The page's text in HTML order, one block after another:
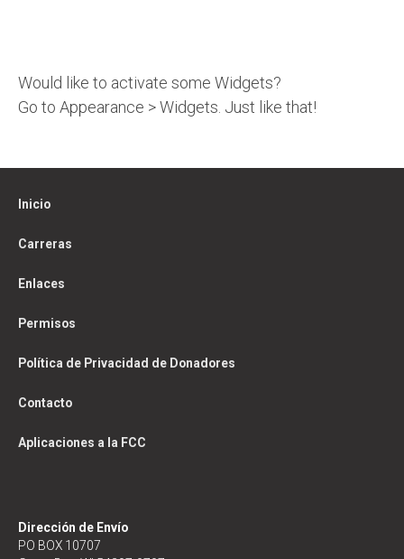
Would like to activate some Widgets?
Go to Appearance > Widgets. Just like that!
Inicio
Carreras
Enlaces
Permisos
Política de Privacidad de Donadores
Contacto
Aplicaciones a la FCC
Dirección de Envío
PO BOX 10707